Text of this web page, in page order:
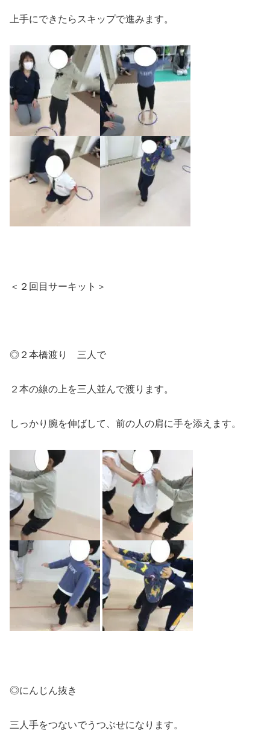
上手にできたらスキップで進みます。
＜２回目サーキット＞
◎２本橋渡り 三人で
２本の線の上を三人並んで渡ります。
しっかり腕を伸ばして、前の人の肩に手を添えます。
◎にんじん抜き
三人手をつないでうつぶせになります。